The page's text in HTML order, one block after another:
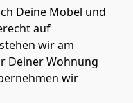
Deine Möbel und
auf
wir am
Deiner Wohnung
wir